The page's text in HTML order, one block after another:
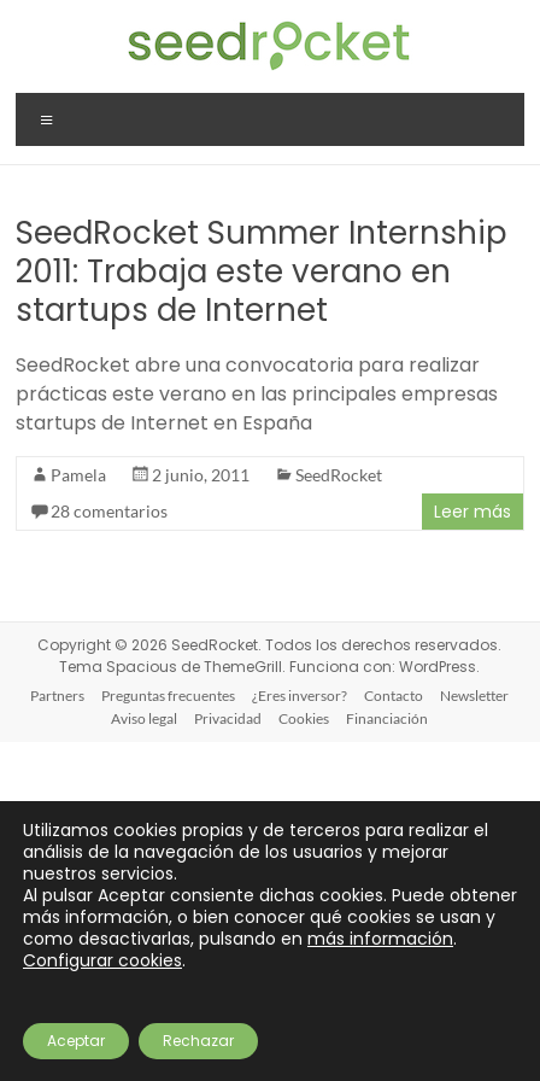
SeedRocket
La
que
nació
en
España
para
startups
TIC
en
fase
SeedRocket Summer Internship
2011: Trabaja este verano en
startups de Internet
SeedRocket abre una convocatoria para realizar
prácticas este verano en las principales empresas
startups de Internet en España
Pamela 2 junio, 2011
SeedRocket
28 comentarios
Leer más
Copyright © 2026 SeedRocket. Todos los derechos reservados.
Tema Spacious de ThemeGrill. Funciona con:WordPress.
Partners Preguntas frecuentes ¿Eres inversor? Contacto
Newsletter
Aviso legal
Privacidad Cookies Financiación
Utilizamos cookies propias y de terceros para realizar el
análisis de la navegación de los usuarios y mejorar
nuestros servicios.
Al pulsar Aceptar consiente dichas cookies. Puede obtener
más información, o bien conocer qué cookies se usan y
como desactivarlas, pulsando en más información.
Configurar cookies.
Aceptar Rechazar